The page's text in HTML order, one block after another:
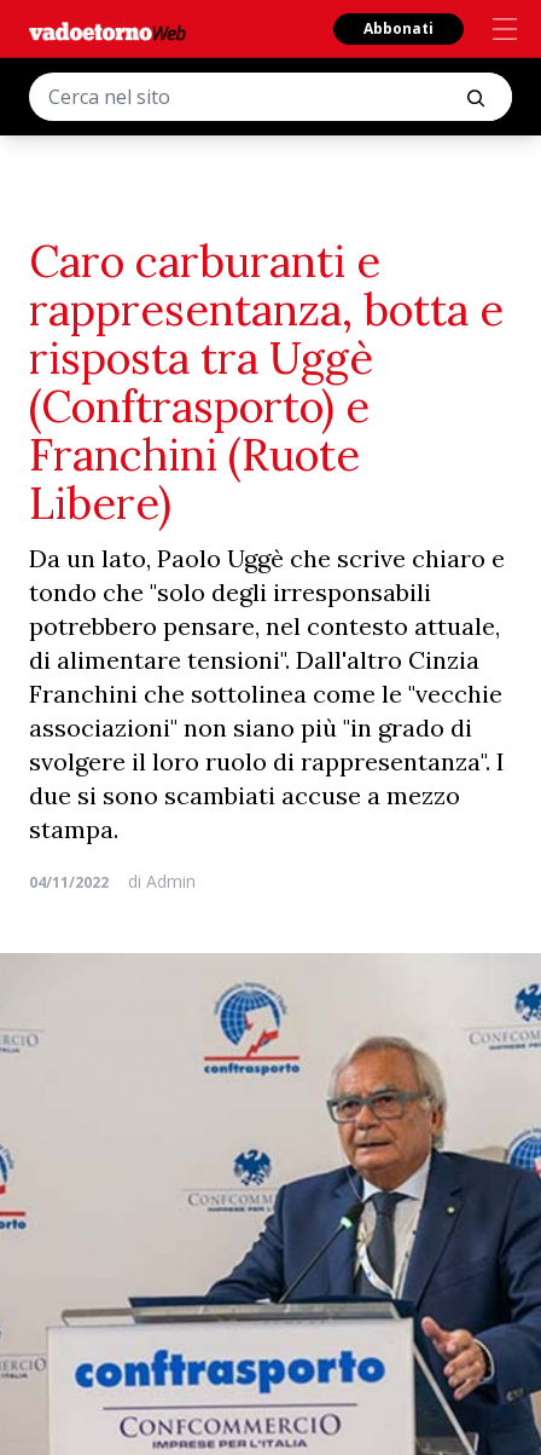
Abbonati
Caro carburanti e
rappresentanza, botta e
risposta tra Uggè
(Conftrasporto) e
Franchini (Ruote
Libere)
Da un lato, Paolo Uggè che scrive chiaro e
tondo che "solo degli irresponsabili
potrebbero pensare, nel contesto attuale,
di alimentare tensioni". Dall'altro Cinzia
Franchini che sottolinea come le "vecchie
associazioni" non siano più "in grado di
svolgere il loro ruolo di rappresentanza". I
due si sono scambiati accuse a mezzo
stampa.
04/11/2022 di Admin